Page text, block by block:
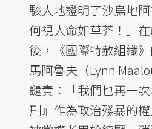
駭人地證明了沙烏地
何視人命如草芥！」
後，《國際特赦組織
馬阿魯夫（Lynn
譴責：「我們也再一
刑』作為政治殘暴的